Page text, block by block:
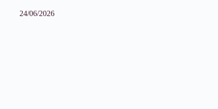
24/06/2026